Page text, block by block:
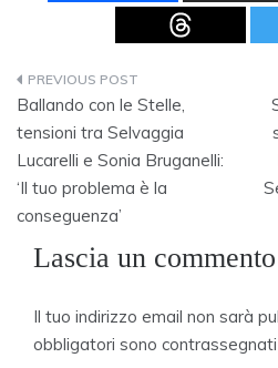
Navigazione
articoli
Ballando con le Stelle,
tensioni tra Selvaggia
Lucarelli e Sonia Bruganelli:
‘Il tuo problema è la
conseguenza’
Lascia un commento
Il tuo indirizzo email non sarà
obbligatori sono contrassegnati